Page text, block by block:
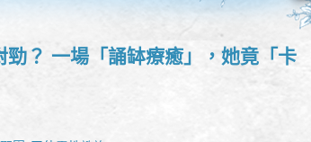
勁？ 一場「誦缽療癒」，她竟「卡